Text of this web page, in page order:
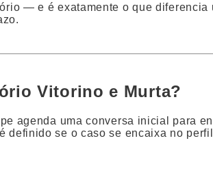
— e é exatamente o que diferencia
Vitorino e Murta?
agenda uma conversa inicial para
definido se o caso se encaixa no